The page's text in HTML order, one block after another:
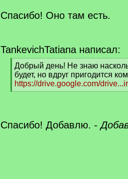
q
]
Спасибо! Оно там есть.
TankevichTatiana написал:
[
q
]
Добрый день! Не знаю
будет, но вдруг пригодится
https://drive.google.com/
[
Спасибо! Добавлю. -